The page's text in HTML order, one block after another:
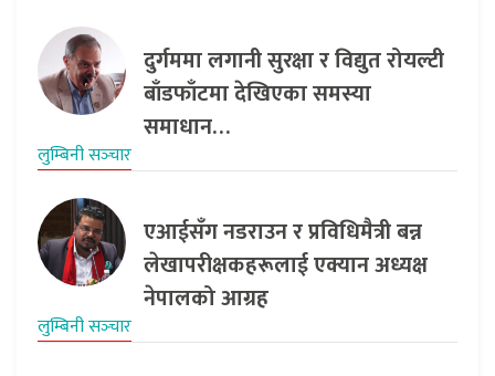
दुर्गममा लगानी सुरक्षा र विद्युत रोयल्टी
बाँडफाँटमा देखिएका समस्या
समाधान…
लुम्बिनी सञ्‍चार
एआईसँग नडराउन र प्रविधिमैत्री बन्न
लेखापरीक्षकहरूलाई एक्यान अध्यक्ष
नेपालको आग्रह
लुम्बिनी सञ्‍चार